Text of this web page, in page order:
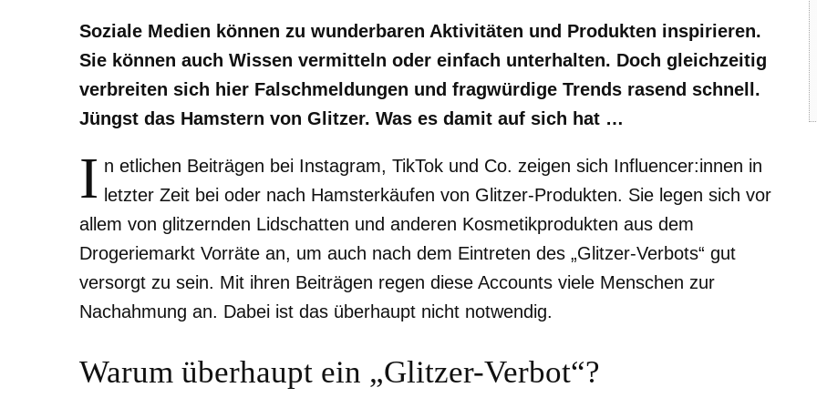
Soziale Medien können zu wunderbaren Aktivitäten und Produkten inspirieren.
Sie können auch Wissen vermitteln oder einfach unterhalten. Doch gleichzeitig
verbreiten sich hier Falschmeldungen und fragwürdige Trends rasend schnell.
Jüngst das Hamstern von Glitzer. Was es damit auf sich hat …
I n etlichen Beiträgen bei Instagram, TikTok und Co. zeigen sich Influencer:innen in
letzter Zeit bei oder nach Hamsterkäufen von Glitzer-Produkten. Sie legen sich vor
allem von glitzernden Lidschatten und anderen Kosmetikprodukten aus dem
Drogeriemarkt Vorräte an, um auch nach dem Eintreten des „Glitzer-Verbots“ gut
versorgt zu sein. Mit ihren Beiträgen regen diese Accounts viele Menschen zur
Nachahmung an. Dabei ist das überhaupt nicht notwendig.
Warum überhaupt ein „Glitzer-Verbot“?